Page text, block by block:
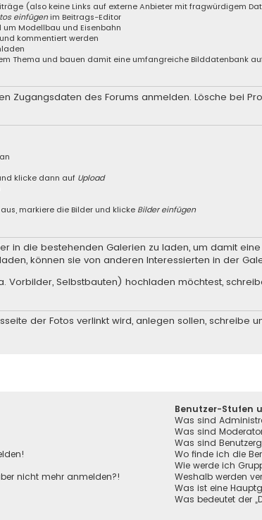
(also keine Links auf externe Anbieter mit fragwürdigem
einfügenim Beitrags-Editor
Modellbau und Eisenbahn
kommentiert werden
Thema und bauen damit eine umfangreiche Bilddatenbank
Zugangsdaten des Forums anmelden. Lösche bei
klicke dann auf Upload
markiere die Bilder und klicke Bilder einfügen
in die bestehenden Galerien zu laden, um damit
können sie von anderen Interessierten in der
Vorbilder, Selbstbauten) hochladen möchtest,
der Fotos verlinkt wird, anlegen sollen, schreibe
nicht mehr anmelden?!
Benutzer-Stufen
Was sind
Was sind
Was sind
Wo finde ich die
Wie werde ich
Weshalb werden
Was ist eine
Was bedeutet der